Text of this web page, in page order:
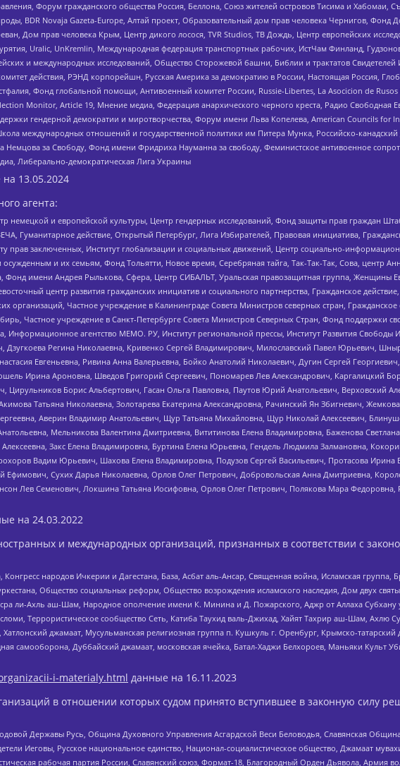
Форум гражданского общества Россия, Беллона, Союз жителей островов Тисима и Хабомаи,
BDR Novaja Gazeta-Europe, Алтай проект, Образовательный дом прав человека Чернигов, Фонд
Дом прав человека Крым, Центр дикого лосося, TVR Studios, ТВ Дождь, Центр европейских
Uralic, UnKremlin, Международная федерация транспортных рабочих, ИстЧам Финланд,
и международных исследований, Общество Сторожевой башни, Библии и трактатов
действия, РЭНД корпорейшн, Русская Америка за демократию в России, Настоящая Россия,
Фонд глобальной помощи, Антивоенный комитет России, Russie-Libertes, La Asocicion de
Monitor, Article 19, Мнение медиа, Федерация анархического черного креста, Радио Свободная
гендерной демократии и миротворчества, Форум имени Льва Копелева, American Councils for
международных отношений и государственной политики им Питера Мунка, Российско-
за Свободу, Фонд имени Фридриха Науманна за свободу, Феминистское антивоенное
Либерально-демократическая Лига Украины
на 13.05.2024
агента:
и европейской культуры, Центр гендерных исследований, Фонд защиты прав граждан
действие, Открытый Петербург, Лига Избирателей, Правовая инициатива,
прав заключенных, Институт глобализации и социальных движений, Центр социально-
и их семьям, Фонд Тольятти, Новое время, Серебряная тайга, Так-Так-Так, Сова, центр
имени Андрея Рылькова, Сфера, Центр СИБАЛЬТ, Уральская правозащитная группа, Женщины
центр развития гражданских инициатив и социального партнерства, Гражданское
Частное учреждение в Калининграде Совета Министров северных стран, Гражданское
Частное учреждение в Санкт-Петербурге Совета Министров Северных Стран, Фонд поддержки
Информационное агентство МЕМО. РУ, Институт региональной прессы, Институт Развития
Дзугкоева Регина Николаевна, Кривенко Сергей Владимирович, Милославский Павел Юрьевич,
Евгеньевна, Ривина Анна Валерьевна, Бойко Анатолий Николаевич, Дугин Сергей
Ирина Ароновна, Шведов Григорий Сергеевич, Пономарев Лев Александрович, Каргалицкий
Цирульников Борис Альбертович, Гасан Ольга Павловна, Паутов Юрий Анатольевич, Верховский
Татьяна Николаевна, Золотарева Екатерина Александровна, Рачинский Ян Збигневич,
Аверин Владимир Анатольевич, Щур Татьяна Михайловна, Щур Николай Алексеевич,
Мельникова Валентина Дмитриевна, Вититинова Елена Владимировна, Баженова
Закс Елена Владимировна, Буртина Елена Юрьевна, Гендель Людмила Залмановна,
Вадим Юрьевич, Шахова Елена Владимировна, Подузов Сергей Васильевич, Протасова Ирина
Сухих Дарья Николаевна, Орлов Олег Петрович, Добровольская Анна Дмитриевна,
Лев Семенович, Локшина Татьяна Иосифовна, Орлов Олег Петрович, Полякова Мара Федоровна,
на 24.03.2022
и международных организаций, признанных в соответствии с
народов Ичкерии и Дагестана, База, Асбат аль-Ансар, Священная война, Исламская группа,
Общество социальных реформ, Общество возрождения исламского наследия, Дом двух
ли-Ахль аш-Шам, Народное ополчение имени К. Минина и Д. Пожарского, Аджр от Аллаха
Террористическое сообщество Сеть, Катиба Таухид валь-Джихад, Хайят Тахрир аш-Шам, Ахлю
джамаат, Мусульманская религиозная группа п. Кушкуль г. Оренбург, Крымско-
самооборона, Дуббайский джамаат, московская ячейка, Батал-Хаджи Белхороев, Маньяки Культ
i-materialy.html данные на 16.11.2023
в отношении которых судом принято вступившее в законную силу
Державы Русь, Община Духовного Управления Асгардской Веси Беловодья, Славянская
Иеговы, Русское национальное единство, Национал-социалистическое общество, Джамаат
рабочая партия России, Славянский союз, Формат-18, Благородный Орден Дьявола, Армия